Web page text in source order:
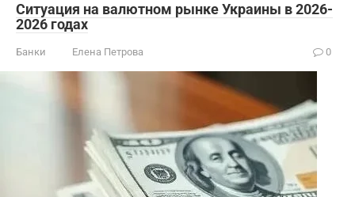
Ситуация на валютном рынке Украины в 2026-
2026 годах
Банки Елена Петрова 0